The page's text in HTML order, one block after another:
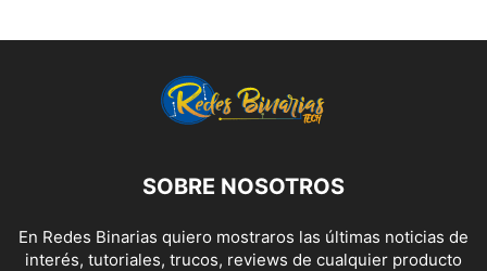
SOBRE NOSOTROS
En Redes Binarias quiero mostraros las últimas noticias de
interés, tutoriales, trucos, reviews de cualquier producto